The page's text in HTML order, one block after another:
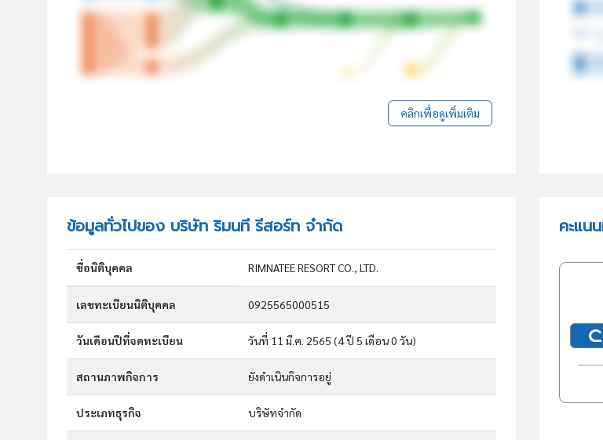
คลิกเพื่อดูเพิ่มเติม
ข้อมูลทั่วไปของ บริษัท ริมนที รีสอร์ท จำกัด
ชื่อนิติบุคคล RIMNATEE RESORT CO., LTD.
เลขทะเบียนนิติบุคคล 0925565000515
วันเดือนปีที่จดทะเบียน วันที่ 11 มี.ค. 2565 (4 ปี 5 เดือน 0 วัน)
สถานภาพกิจการ ยังดำเนินกิจการอยู่
ประเภทธุรกิจ บริษัทจำกัด
คะแน